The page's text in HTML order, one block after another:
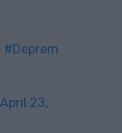
#Deprem
April 23,